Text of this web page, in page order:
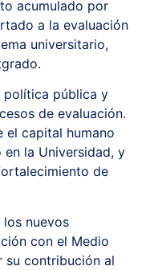
acumulado por
a la evaluación
universitario,
política pública y
de evaluación.
el capital humano
la Universidad, y
de
nuevos
con el Medio
su contribución al